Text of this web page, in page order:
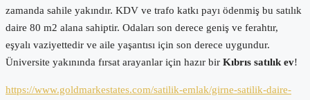
zamanda sahile yakındır. KDV ve trafo katkı payı ödenmiş bu satılık
daire 80 m2 alana sahiptir. Odaları son derece geniş ve ferahtır,
eşyalı vaziyettedir ve aile yaşantısı için son derece uygundur.
Üniversite yakınında fırsat arayanlar için hazır bir Kıbrıs satılık ev!
https://www.goldmarkestates.com/satilik-emlak/girne-satilik-daire-